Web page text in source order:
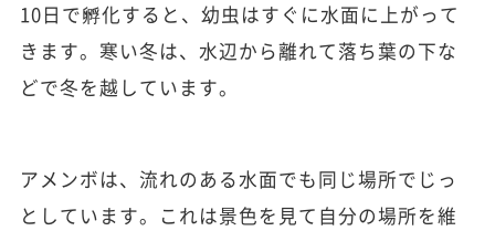
10日で孵化すると、幼虫はすぐに水面に上がって
きます。寒い冬は、水辺から離れて落ち葉の下な
どで冬を越しています。
アメンボは、流れのある水面でも同じ場所でじっ
としています。これは景色を見て自分の場所を維